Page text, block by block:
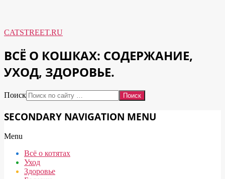
CATSTREET.RU
ВСЁ О КОШКАХ: СОДЕРЖАНИЕ,
УХОД, ЗДОРОВЬЕ.
Поиск
SECONDARY NAVIGATION MENU
Menu
Всё о котятах
Уход
Здоровье